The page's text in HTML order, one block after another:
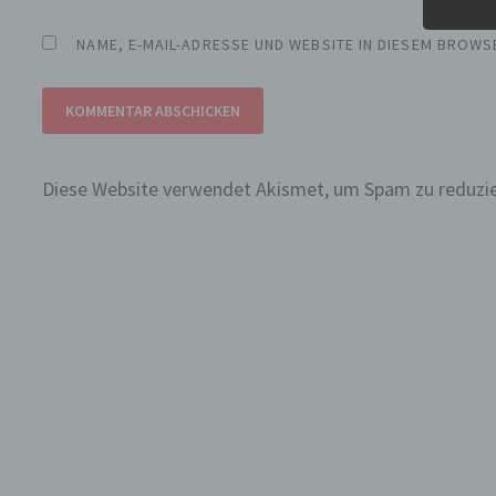
NAME, E-MAIL-ADRESSE UND WEBSITE IN DIESEM
Diese Website verwendet Akismet, um Spam zu